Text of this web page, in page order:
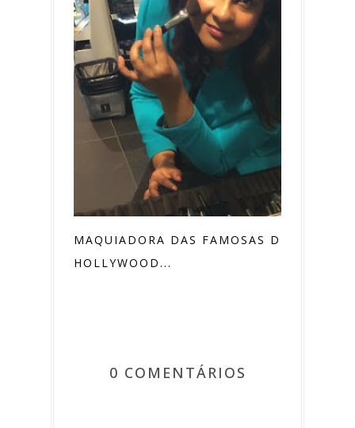
MAQUIADORA DAS FAMOSAS DE
HOLLYWOOD...
0 COMENTÁRIOS